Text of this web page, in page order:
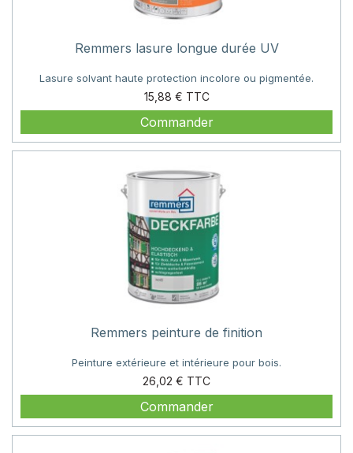
Remmers lasure longue durée UV
Lasure solvant haute protection incolore ou pigmentée.
15,88 €
Prix
Commander
Remmers peinture de finition
Peinture extérieure et intérieure pour bois.
26,02 €
Prix
Commander